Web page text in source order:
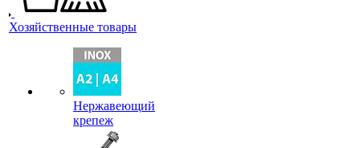
Хозяйственные товары
Нержавеющий
крепеж